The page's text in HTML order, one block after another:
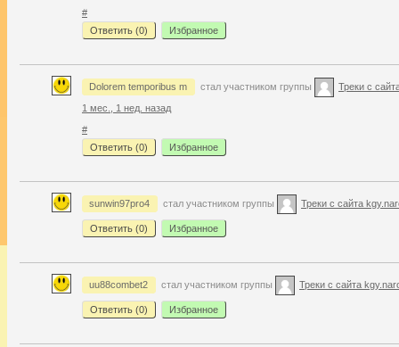
#
Ответить (0) Избранное
Dolorem temporibus m стал участником группы
Треки с
1 мес., 1 нед. назад
#
Ответить (0) Избранное
sunwin97pro4 стал участником группы Треки с сайта
Ответить (0) Избранное
uu88combet2 стал участником группы Треки с сайта
Ответить (0) Избранное